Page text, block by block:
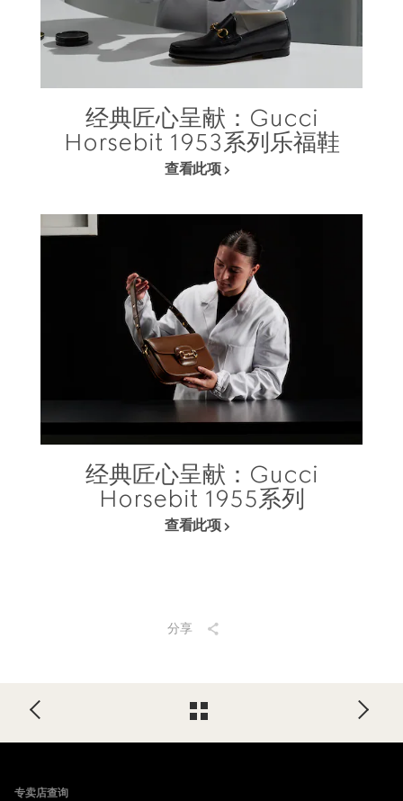
经典匠心呈献：Gucci
Horsebit 1953系列乐福鞋
查看此项
经典匠心呈献：Gucci
Horsebit 1955系列
查看此项
分享
专卖店查询